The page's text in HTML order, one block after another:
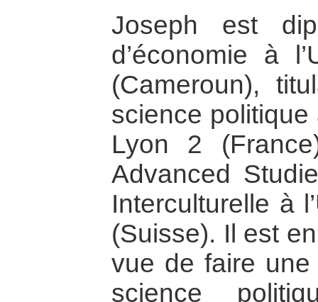
Joseph est
d’économie à
(Cameroun),
science politique
Lyon 2
Advanced
Interculturelle à
(Suisse). Il est
vue de faire
science